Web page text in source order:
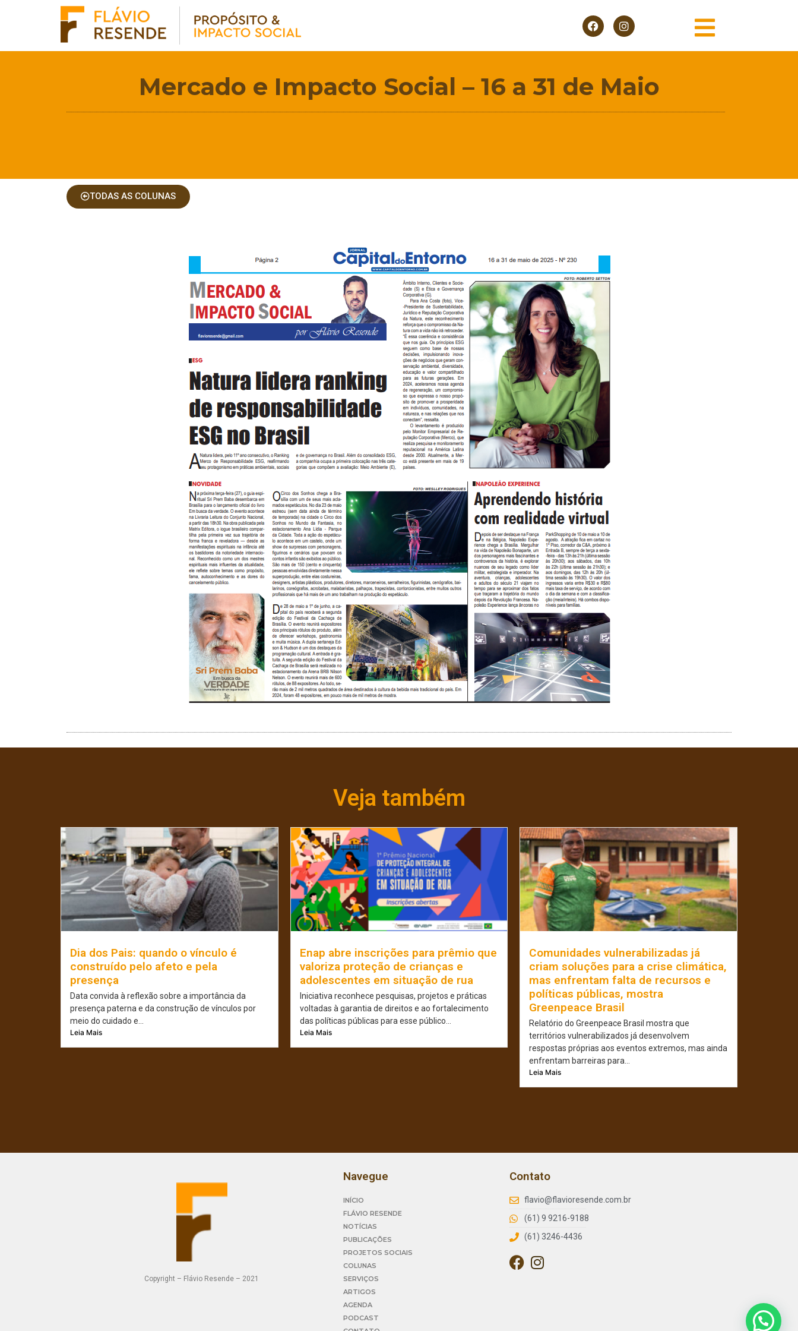
Mercado e Impacto Social – 16 a 31 de Maio
TODAS AS COLUNAS
Veja também
Dia dos Pais: quando o vínculo é
construído pelo afeto e pela
presença
Data convida à reflexão sobre a importância da
presença paterna e da construção de vínculos por
meio do cuidado e...
Leia Mais
Enap abre inscrições para prêmio que
valoriza proteção de crianças e
adolescentes em situação de rua
Iniciativa reconhece pesquisas, projetos e práticas
voltadas à garantia de direitos e ao fortalecimento
das políticas públicas para esse público...
Leia Mais
Comunidades vulnerabilizadas já
criam soluções para a crise climática,
mas enfrentam falta de recursos e
políticas públicas, mostra
Greenpeace Brasil
Relatório do Greenpeace Brasil mostra que
territórios vulnerabilizados já desenvolvem
respostas próprias aos eventos extremos, mas ainda
enfrentam barreiras para...
Leia Mais
Copyright – Flávio Resende – 2021
Navegue
INÍCIO
FLÁVIO RESENDE
NOTÍCIAS
PUBLICAÇÕES
PROJETOS SOCIAIS
COLUNAS
SERVIÇOS
ARTIGOS
AGENDA
PODCAST
Contato
flavio@flavioresende.com.br
(61) 9 9216-9188
(61) 3246-4436